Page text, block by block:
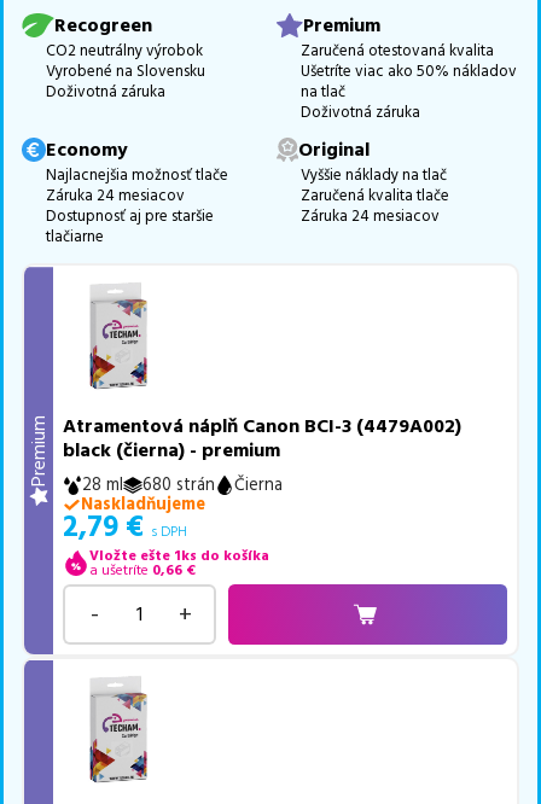
už od2,05€.
Vieme, že pri nákupe zohráva dôležitú úlohu aj dostupnosť. Preto
sa snažímepravidelne naskladňovať produkty, aby boli ihneď k
ponuke 17 ks tonerov,
4 z nich ihneď k expedícii.
Ak si pri výbere nie ste istí, ktoré riešenie je pre vaše potreby
najvhodnejšie, alebo máte akékoľvek ďalšie otázky, môžete sa na
sme vám pomohli vybrať to najlepšie riešenie.
Recogreen
CO2 neutrálny výrobok
Vyrobené na Slovensku
Doživotná záruka
Premium
Zaručená otestovaná kvalita
Ušetríte viac ako 50% nákladov
na tlač
Doživotná záruka
Economy
Najlacnejšia možnosť tlače
Záruka 24 mesiacov
Dostupnosť aj pre staršie
tlačiarne
Original
Vyššie náklady na tlač
Zaručená kvalita tlače
Záruka 24 mesiacov
Premium
Atramentová náplň Canon BCI-3 (4479A002)
black (čierna) - premium
28 ml 680 strán
Čierna
Naskladňujeme
2,79 € s DPH
Vložte ešte 1ks do košíka
a ušetríte 0,66 €
- +